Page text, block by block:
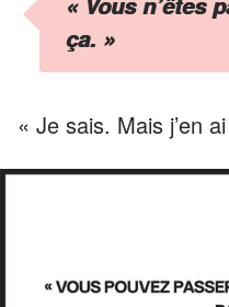
ça. »
« Je sais. Mais j’en